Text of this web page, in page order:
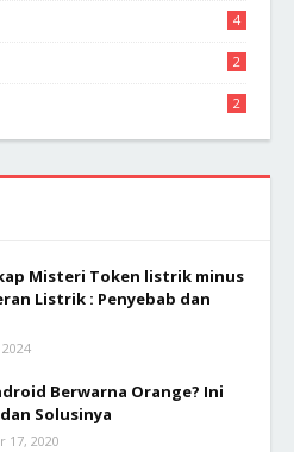
4
2
2
Misteri Token listrik minus
Listrik : Penyebab dan
Berwarna Orange? Ini
Solusinya
17, 2020